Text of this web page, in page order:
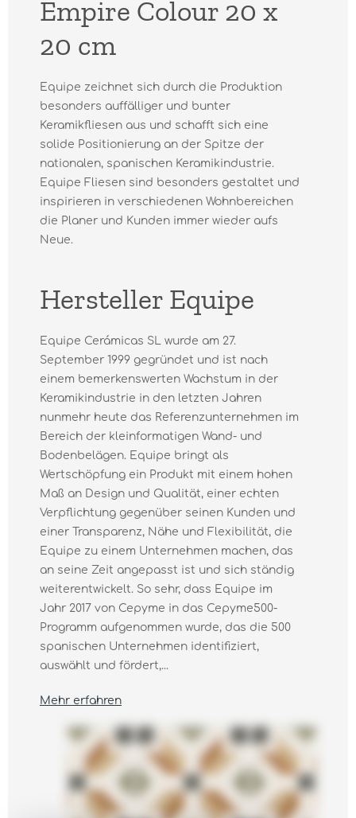
Empire Colour 20 x
20 cm
Equipe zeichnet sich durch die Produktion
besonders auffälliger und bunter
Keramikfliesen aus und schafft sich eine
solide Positionierung an der Spitze der
nationalen, spanischen Keramikindustrie.
Equipe Fliesen sind besonders gestaltet und
inspirieren in verschiedenen Wohnbereichen
die Planer und Kunden immer wieder aufs
Neue.
Hersteller Equipe
Equipe Cerámicas SL wurde am 27.
September 1999 gegründet und ist nach
einem bemerkenswerten Wachstum in der
Keramikindustrie in den letzten Jahren
nunmehr heute das Referenzunternehmen im
Bereich der kleinformatigen Wand- und
Bodenbelägen. Equipe bringt als
Wertschöpfung ein Produkt mit einem hohen
Maß an Design und Qualität, einer echten
Verpflichtung gegenüber seinen Kunden und
einer Transparenz, Nähe und Flexibilität, die
Equipe zu einem Unternehmen machen, das
an seine Zeit angepasst ist und sich ständig
weiterentwickelt. So sehr, dass Equipe im
Jahr 2017 von Cepyme in das Cepyme500-
Programm aufgenommen wurde, das die 500
spanischen Unternehmen identifiziert,
auswählt und fördert,...
Mehr erfahren